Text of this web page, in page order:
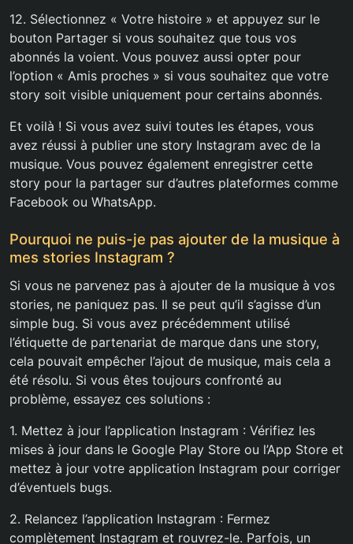
12. Sélectionnez « Votre histoire » et appuyez sur le
bouton Partager si vous souhaitez que tous vos
abonnés la voient. Vous pouvez aussi opter pour
l’option « Amis proches » si vous souhaitez que votre
story soit visible uniquement pour certains abonnés.
Et voilà ! Si vous avez suivi toutes les étapes, vous
avez réussi à publier une story Instagram avec de la
musique. Vous pouvez également enregistrer cette
story pour la partager sur d’autres plateformes comme
Facebook ou WhatsApp.
Pourquoi ne puis-je pas ajouter de la musique à
mes stories Instagram ?
Si vous ne parvenez pas à ajouter de la musique à vos
stories, ne paniquez pas. Il se peut qu’il s’agisse d’un
simple bug. Si vous avez précédemment utilisé
l’étiquette de partenariat de marque dans une story,
cela pouvait empêcher l’ajout de musique, mais cela a
été résolu. Si vous êtes toujours confronté au
problème, essayez ces solutions :
1. Mettez à jour l’application Instagram : Vérifiez les
mises à jour dans le Google Play Store ou l’App Store et
mettez à jour votre application Instagram pour corriger
d’éventuels bugs.
2. Relancez l’application Instagram : Fermez
complètement Instagram et rouvrez-le. Parfois, un